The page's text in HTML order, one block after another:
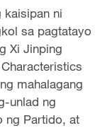
kaisipan ni
sa pagtatayo
Xi Jinping
mahalagang
unlad ng
ng Partido, at